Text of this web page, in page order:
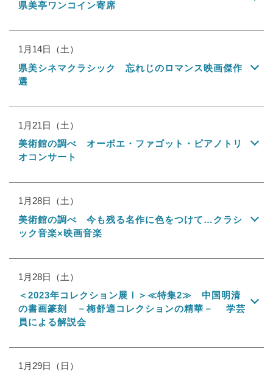
県美亭ワンコイン寄席
1月14日（土）
県美シネマクラシック 忘れじのロマンス映画傑作
選
1月21日（土）
美術館の調べ オーボエ・ファゴット・ピアノトリ
オコンサート
1月28日（土）
美術館の調べ 今も残る名作に色をつけて…クラシ
ック音楽×映画音楽
1月28日（土）
＜2023年コレクション展Ⅰ＞≪特集2≫ 中国明清
の書画篆刻 －梅舒適コレクションの精華－ 学芸
員による解説会
1月29日（日）